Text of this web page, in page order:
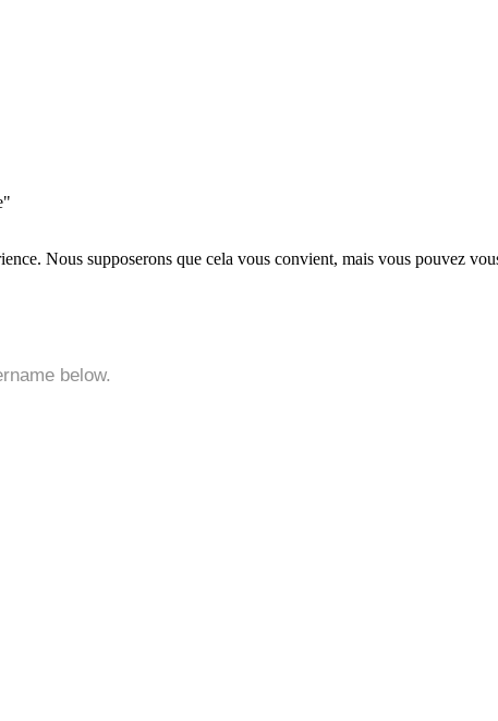
Nous supposerons que cela vous convient, mais vous pouvez
below.